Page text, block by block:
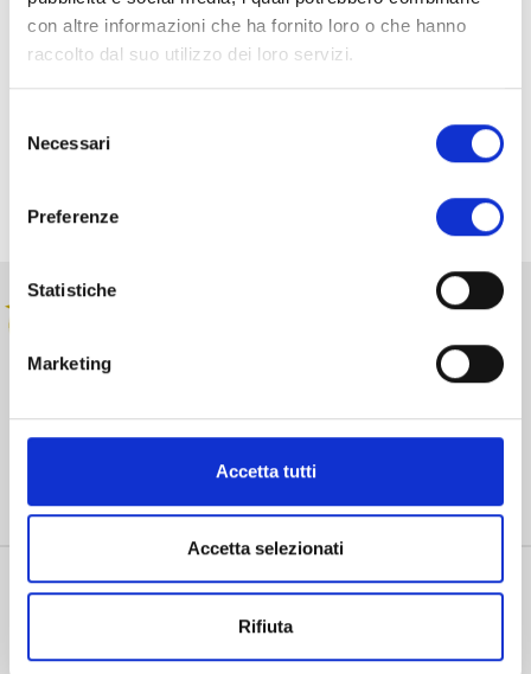
con altre informazioni che ha fornito loro o che hanno
raccolto dal suo utilizzo dei loro servizi.
delNecessari
Preferenze
Statistiche
Marketing
Accetta tutti
Accetta selezionati
Rifiuta
iniziative e pubblicazioni. Il progetto è realizzato in
collaborazione con la Regione Toscana, l’Azienda Usl2 di
Condividi su:
Realizza, sostiene e dà vita a progetti strategici volti allo
sviluppo e alla crescita sociale, culturale ed economica
della provincia di Lucca.
Chi siamo
Fondazione trasparente